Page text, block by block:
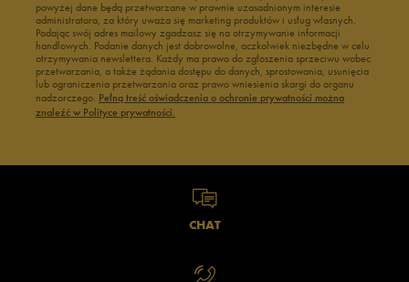
powyżej dane będą przetwarzane w prawnie uzasadnionym interesie
administratora, za który uważa się marketing produktów i usług własnych.
Podając swój adres mailowy zgadzasz się na otrzymywanie informacji
handlowych. Podanie danych jest dobrowolne, aczkolwiek niezbędne w celu
otrzymywania newslettera. Każdy ma prawo do zgłoszenia sprzeciwu wobec
przetwarzania, a także żądania dostępu do danych, sprostowania, usunięcia
lub ograniczenia przetwarzania oraz prawo wniesienia skargi do organu
nadzorczego. Pełną treść oświadczenia o ochronie prywatności można
znaleźć w Polityce prywatności.
CHAT